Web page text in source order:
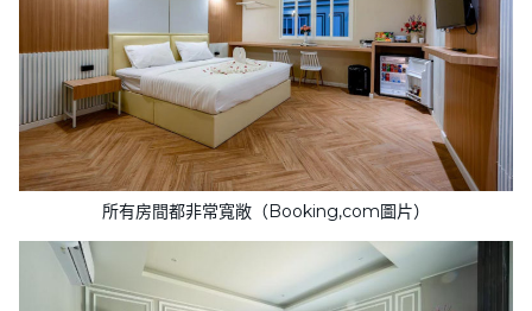
所有房間都非常寬敞（Booking,com圖片）